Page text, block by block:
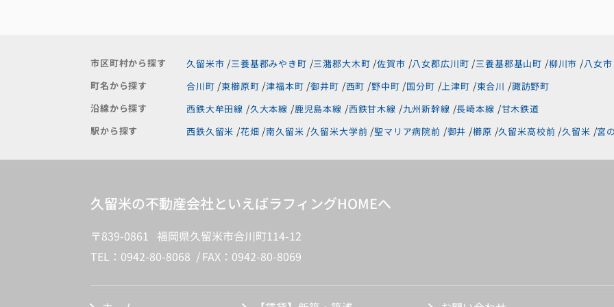
市区町村から探す 久留米市 三養基郡みやき町 三潴郡大木町 佐賀市 八女郡広川町 三養基郡基山町 柳川市 八女市
町名から探す
合川町 東櫛原町 津福本町 御井町 西町 野中町 国分町 上津町 東合川
諏訪野町
沿線から探す
西鉄大牟田線 久大本線 鹿児島本線 西鉄甘木線 九州新幹線 長崎本線 甘木鉄道
駅から探す
西鉄久留米 花畑 南久留米 久留米大学前 聖マリア病院前 御井 櫛原 久留米高校前 久留米 宮
久留米の不動産会社といえばラフィングHOMEへ
〒839-0861 福岡県久留米市合川町114-12
TEL：0942-80-8068
FAX：0942-80-8069